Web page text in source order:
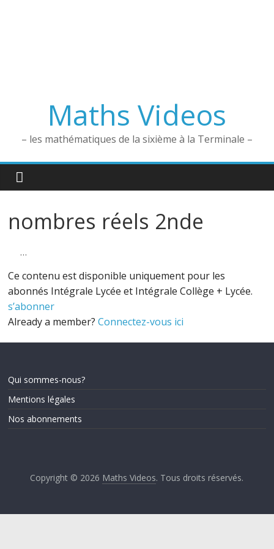
Maths Videos
– les mathématiques de la sixième à la Terminale –
nombres réels 2nde
…
Ce contenu est disponible uniquement pour les
abonnés Intégrale Lycée et Intégrale Collège + Lycée.
s’abonner
Already a member?Connectez-vous ici
Qui sommes-nous?
Mentions légales
Nos abonnements
Copyright © 2026 Maths Videos. Tous droits réservés.